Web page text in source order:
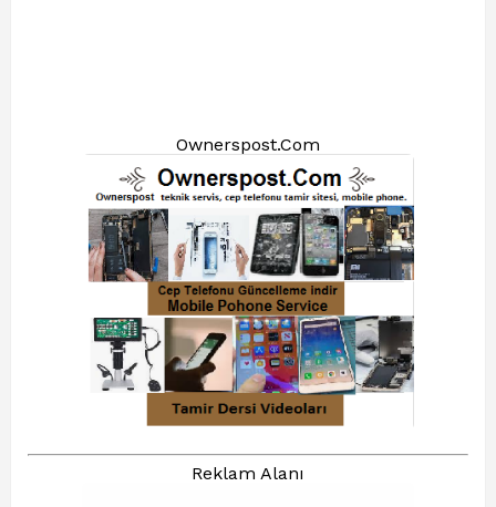
Ownerspost.Com
Reklam Alanı